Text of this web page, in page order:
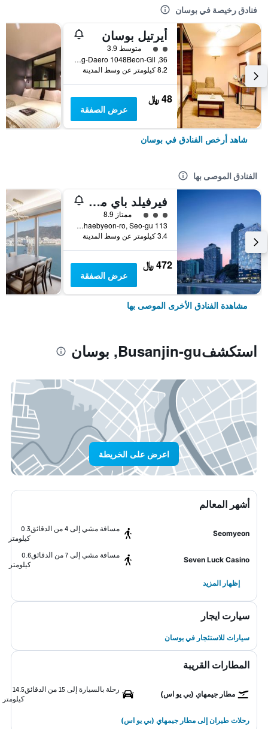
فنادق رخيصة في بوسان
أيرتيل بوسان
تقييم فئة 2متوسط 3.9
36, Nakdong-Daero 1048Beon-Gil, بوسان, كوريا الجنوبية
8.2 كيلومتر عن وسط المدينة
48 ﷼
عرض الصفقة
شاهد أرخص الفنادق في بوسان
الفنادق الموصى بها
فيرفيلد باي ماريوت بوسان سونجدو بيتش
تقييم فئة 3ممتاز 8.9
113 Songdohaebyeon-ro, Seo-gu, بوسان, كوريا الجنوبية
3.4 كيلومتر عن وسط المدينة
472 ﷼
عرض الصفقة
مشاهدة الفنادق الأخرى الموصى بها
استكشفBusanjin-gu, بوسان
اعرض على الخريطة
أشهر المعالم
Seomyeon
مسافة مشي إلى 4 من الدقائق
0.3
كيلومتر
Seven Luck Casino
مسافة مشي إلى 7 من الدقائق
0.6
كيلومتر
إظهار المزيد
سيارت ايجار
سيارات للاستئجار في بوسان
المطارات القريبة
مطار جيمهاي (بي يو اس)
رحلة بالسيارة إلى 15 من الدقائق
14.5
كيلومتر
رحلات طيران إلى مطار جيمهاي (بي يو اس)